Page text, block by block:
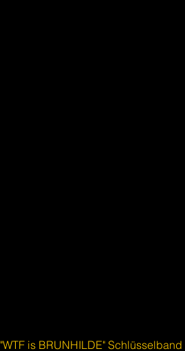
"WTF is BRUNHILDE" Schlüsselband